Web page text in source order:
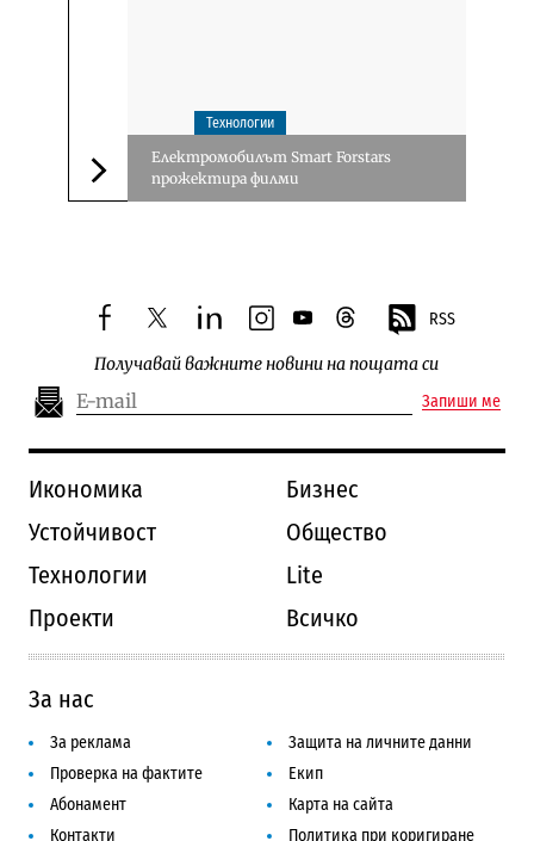
Следваща новина
Технологии
Електромобилът Smart Forstars
прожектира филми
facebooktwitterlinkedininstagram
youtubethreads RSS
Получавай важните новини на пощата си
Запиши ме
Икономика
Бизнес
Устойчивост
Общество
Технологии
Lite
Проекти
Всичко
За нас
За реклама
Защита на личните данни
Проверка на фактите
Екип
Абонамент
Карта на сайта
Контакти
Политика при коригиране